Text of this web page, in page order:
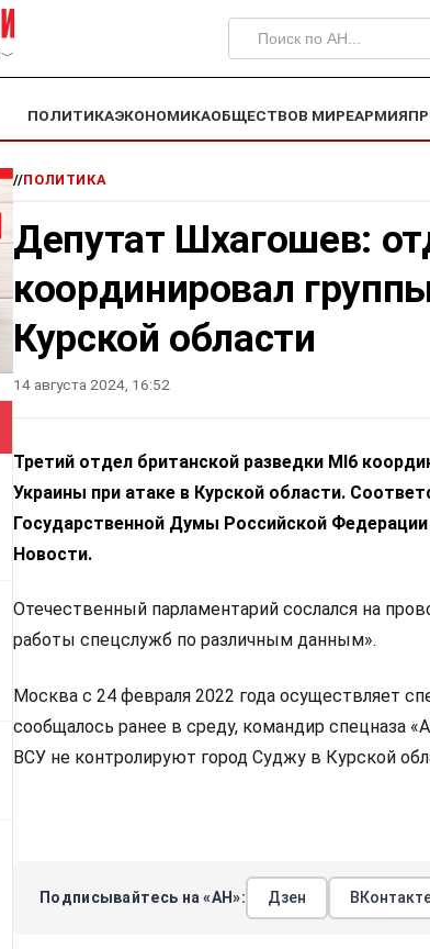
﹀
ПОЛИТИКАЭКОНОМИКАОБЩЕСТВОВ МИРЕАРМИЯ
//ПОЛИТИКА
Депутат Шхагошев:
координировал
Курской области
14 августа 2024, 16:52
Третий отдел британской разведки MI6
Украины при атаке в Курской области.
Государственной Думы Российской
Новости.
Отечественный парламентарий сослался на
работы спецслужб по различным данным».
Москва с 24 февраля 2022 года осуществляет
сообщалось ранее в среду, командир спецназа
ВСУ не контролируют город Суджу в Курской
Подписывайтесь на «АН»: Дзен